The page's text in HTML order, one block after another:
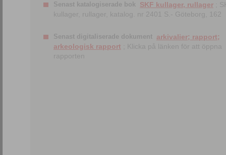
Senast katalogiserade bok SKF kullager, rullager ;
kullager, rullager, katalog. nr 2401 S.- Göteborg, 162
Senast digitaliserade dokument arkivalier; rapport;
arkeologisk rapport ; Klicka på länken för att öppna
rapporten